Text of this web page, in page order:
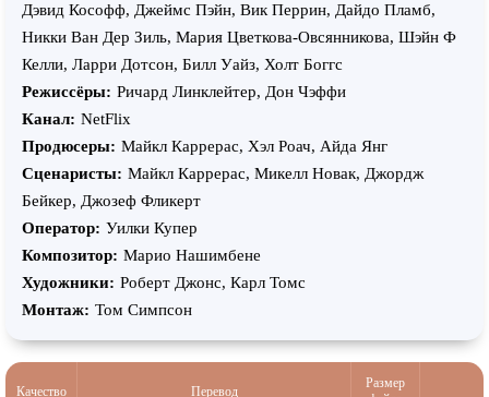
Дэвид Кософф, Джеймс Пэйн, Вик Перрин, Дайдо Пламб,
Никки Ван Дер Зиль, Мария Цветкова-Овсянникова, Шэйн Ф
Келли, Ларри Дотсон, Билл Уайз, Холт Боггс
Режиссёры: Ричард Линклейтер, Дон Чэффи
Канал: NetFlix
Продюсеры: Майкл Каррерас, Хэл Роач, Айда Янг
Сценаристы: Майкл Каррерас, Микелл Новак, Джордж
Бейкер, Джозеф Фликерт
Оператор: Уилки Купер
Композитор: Марио Нашимбене
Художники: Роберт Джонс, Карл Томс
Монтаж: Том Симпсон
Качество Перевод
Размер